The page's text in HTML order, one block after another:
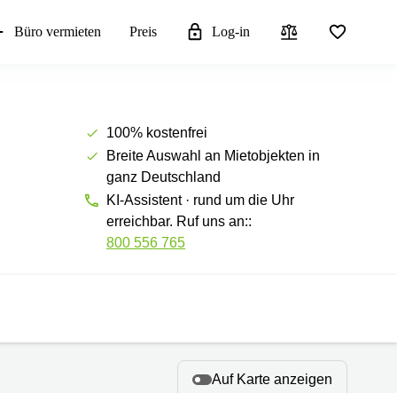
Büro vermieten Preis Log-in
100% kostenfrei
Breite Auswahl an Mietobjekten in
ganz Deutschland
KI-Assistent · rund um die Uhr
erreichbar. Ruf uns an::
800 556 765
Auf Karte anzeigen